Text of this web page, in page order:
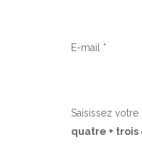
E-mail *
Saisissez
quatre + trois